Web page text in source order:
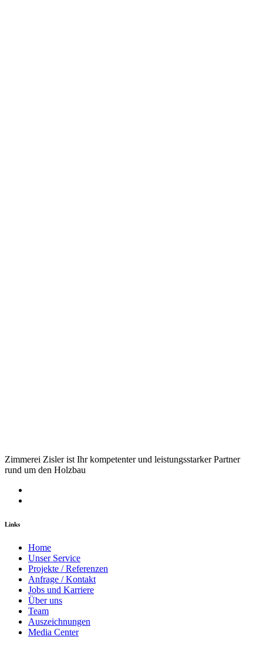
Zimmerei Zisler ist Ihr kompetenter und leistungsstarker Partner
rund um den Holzbau
Links
Home
Unser Service
Projekte / Referenzen
Anfrage / Kontakt
Jobs und Karriere
Über uns
Team
Auszeichnungen
Media Center